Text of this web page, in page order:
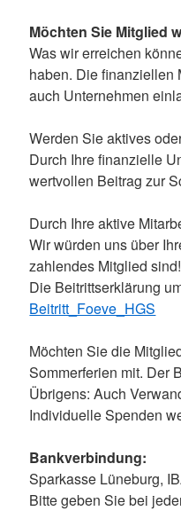
Möchten Sie Mitglied
Was wir erreichen
haben. Die finanziellen
auch Unternehmen
Werden Sie aktives
Durch Ihre finanzielle
wertvollen Beitrag zur
Durch Ihre aktive
Wir würden uns über
zahlendes Mitglied sind!
Die Beitrittserklärung
Beitritt_Foeve_HGS
Möchten Sie die
Sommerferien mit. Der
Übrigens: Auch
Individuelle Spenden
Bankverbindung:
Sparkasse Lüneburg,
Bitte geben Sie bei